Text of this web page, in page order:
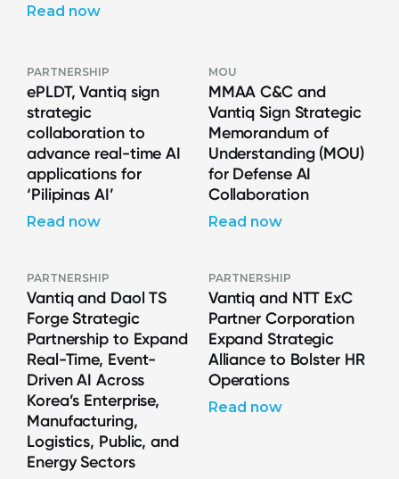
Read now
PARTNERSHIP
ePLDT, Vantiq sign
strategic
collaboration to
advance real-time AI
applications for
‘Pilipinas AI’
Read now
MOU
MMAA C&C and
Vantiq Sign Strategic
Memorandum of
Understanding (MOU)
for Defense AI
Collaboration
Read now
PARTNERSHIP
Vantiq and Daol TS
Forge Strategic
Partnership to Expand
Real-Time, Event-
Driven AI Across
Korea’s Enterprise,
Manufacturing,
Logistics, Public, and
Energy Sectors
PARTNERSHIP
Vantiq and NTT ExC
Partner Corporation
Expand Strategic
Alliance to Bolster HR
Operations
Read now